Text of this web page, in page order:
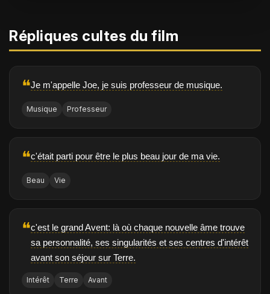
Répliques cultes du film
❝Je m'appelle Joe, je suis professeur de musique.
Musique Professeur
❝c'était parti pour être le plus beau jour de ma vie.
Beau Vie
❝c'est le grand Avent: là où chaque nouvelle âme trouve
sa personnalité, ses singularités et ses centres d'intérêt
avant son séjour sur Terre.
Intérêt Terre Avant